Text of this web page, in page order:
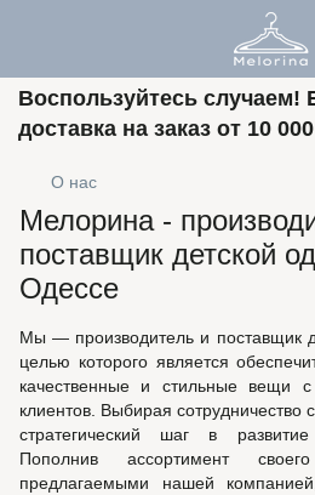
Воспользуйтесь случаем!
доставка на заказ от 10
О нас
Мелорина -
поставщик детской
Одессе
Мы — производитель и поставщик
целью которого является
качественные и стильные вещи
клиентов. Выбирая
стратегический шаг в развитие
Пополнив ассортимент
предлагаемыми нашей